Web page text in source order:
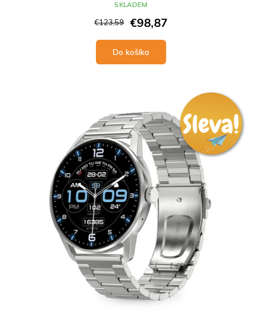
€123,59 €98,87
Do košíka
SKLADEM